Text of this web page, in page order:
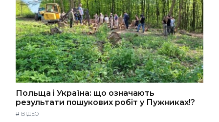
Польща і Україна: що означають
результати пошукових робіт у Пужниках!?
# ВІДЕО